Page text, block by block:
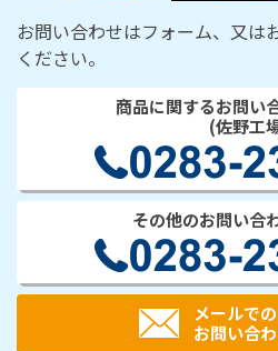
ン…
お問い合わせはフォーム、又は
ください。
商品に関するお問い
(佐野工
その他のお問い合
メールでの
お問い合